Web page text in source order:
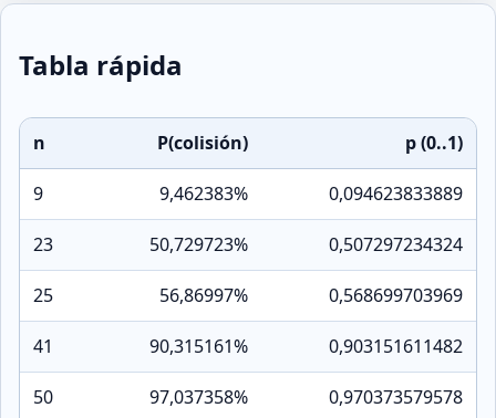
Tabla rápida
n P(colisión) p (0..1)
9 9,462383% 0,094623833889
23 50,729723% 0,507297234324
25 56,86997% 0,568699703969
41 90,315161% 0,903151611482
50 97,037358% 0,970373579578